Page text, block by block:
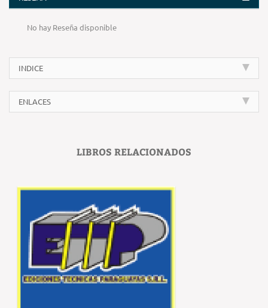
No hay Reseña disponible
INDICE
ENLACES
LIBROS RELACIONADOS